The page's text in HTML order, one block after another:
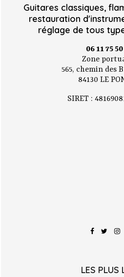
Guitares classiques,
restauration
réglage de tous
06 11 75
Zone
565, chemin des
84130 LE
SIRET :
LES PLUS